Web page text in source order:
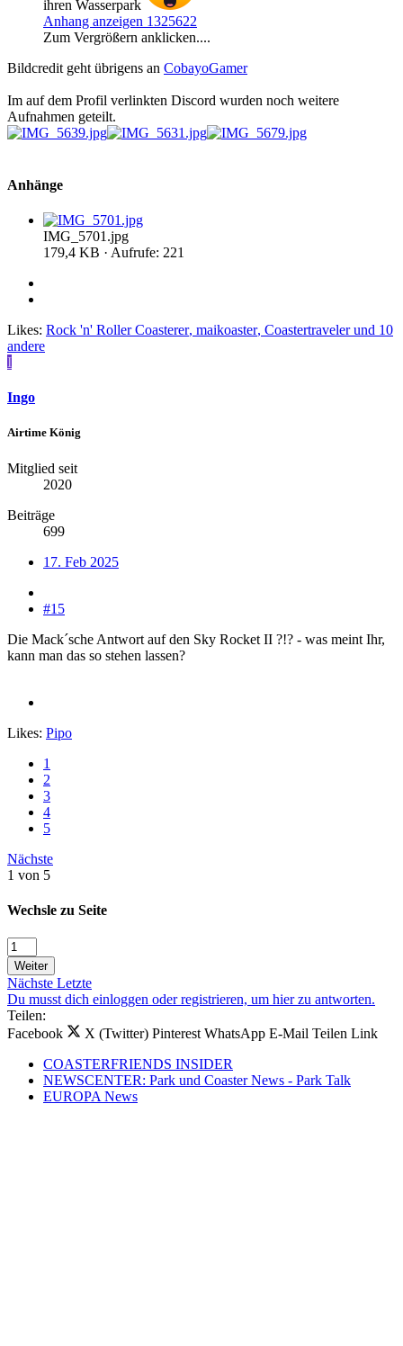
ihren Wasserpark
Anhang anzeigen 1325622
Zum Vergrößern anklicken....
Bildcredit geht übrigens an CobayoGamer
Im auf dem Profil verlinkten Discord wurden noch weitere
Aufnahmen geteilt.
Anhänge
IMG_5701.jpg
179,4 KB · Aufrufe: 221
Likes: Rock 'n' Roller Coasterer, maikoaster, Coastertravelerund 10
andere
I
Ingo
Airtime König
Mitglied seit
2020
Beiträge
699
17. Feb 2025
#15
Die Mack´sche Antwort auf den Sky Rocket II ?!? - was meint Ihr,
kann man das so stehen lassen?
Likes: Pipo
1
2
3
4
5
Nächste
1 von 5
Wechsle zu Seite
Weiter
Nächste Letzte
Du musst dich einloggen oder registrieren, um hier zu antworten.
Teilen:
Facebook
X (Twitter) Pinterest WhatsApp E-Mail Teilen Link
COASTERFRIENDS INSIDER
NEWSCENTER: Park und Coaster News - Park Talk
EUROPA News